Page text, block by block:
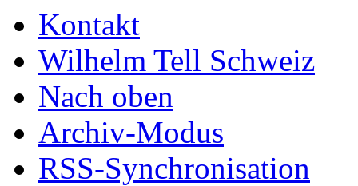
Kontakt
Wilhelm Tell Schweiz
Nach oben
Archiv-Modus
RSS-Synchronisation